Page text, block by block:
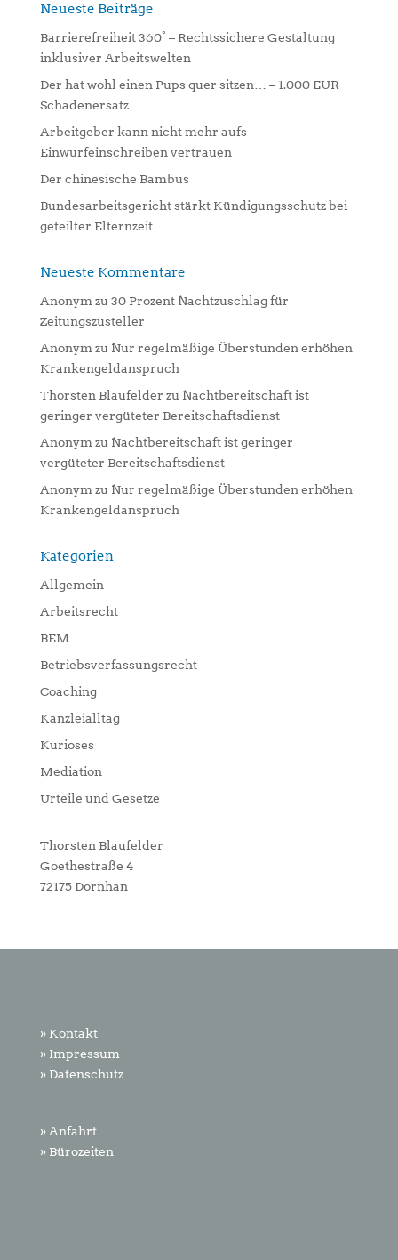
n
v
e
:
Neueste Beiträge
Barrierefreiheit 360° – Rechtssichere Gestaltung
inklusiver Arbeitswelten
Der hat wohl einen Pups quer sitzen… – 1.000 EUR
Schadenersatz
Arbeitgeber kann nicht mehr aufs
Einwurfeinschreiben vertrauen
Der chinesische Bambus
Bundesarbeitsgericht stärkt Kündigungsschutz bei
geteilter Elternzeit
Neueste Kommentare
Anonym zu 30 Prozent Nachtzuschlag für
Zeitungszusteller
Anonym zu Nur regelmäßige Überstunden erhöhen
Krankengeldanspruch
Thorsten Blaufelder zu Nachtbereitschaft ist
geringer vergüteter Bereitschaftsdienst
Anonym zu Nachtbereitschaft ist geringer
vergüteter Bereitschaftsdienst
Anonym zu Nur regelmäßige Überstunden erhöhen
Krankengeldanspruch
Kategorien
Allgemein
Arbeitsrecht
BEM
Betriebsverfassungsrecht
Coaching
Kanzleialltag
Kurioses
Mediation
Urteile und Gesetze
Thorsten Blaufelder
Goethestraße 4
72175 Dornhan
» Kontakt
» Impressum
» Datenschutz
» Anfahrt
» Bürozeiten